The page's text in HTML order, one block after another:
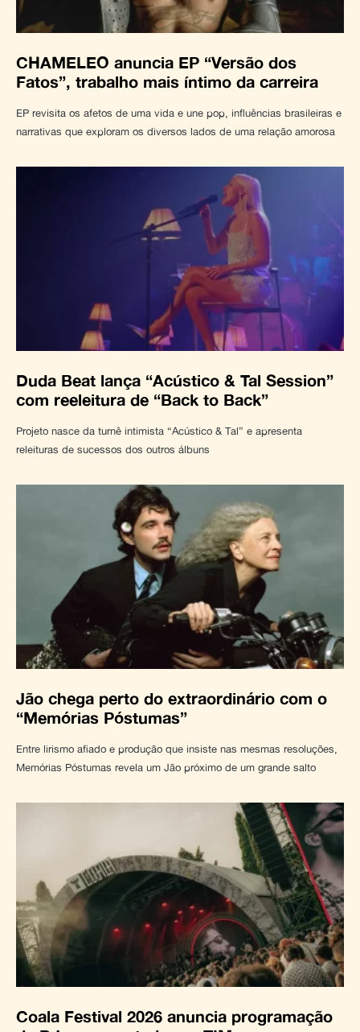
CHAMELEO anuncia EP “Versão dos
Fatos”, trabalho mais íntimo da carreira
EP revisita os afetos de uma vida e une pop, influências brasileiras e
narrativas que exploram os diversos lados de uma relação amorosa
Duda Beat lança “Acústico & Tal Session”
com reeleitura de “Back to Back”
Projeto nasce da turnê intimista “Acústico & Tal” e apresenta
releituras de sucessos dos outros álbuns
Jão chega perto do extraordinário com o
“Memórias Póstumas”
Entre lirismo afiado e produção que insiste nas mesmas resoluções,
Memórias Póstumas revela um Jão próximo de um grande salto
Coala Festival 2026 anuncia programação